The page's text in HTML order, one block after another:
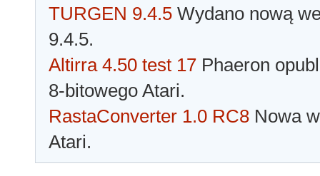
TURGEN 9.4.5 Wydano nową
9.4.5.
Altirra 4.50 test 17 Phaeron
8-bitowego Atari.
RastaConverter 1.0 RC8 Nowa
Atari.